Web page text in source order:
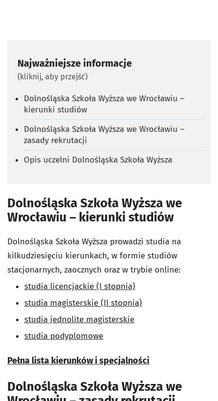
Najważniejsze informacje
(kliknij, aby przejść)
Dolnośląska Szkoła Wyższa we Wrocławiu –
kierunki studiów
Dolnośląska Szkoła Wyższa we Wrocławiu –
zasady rekrutacji
Opis uczelni Dolnośląska Szkoła Wyższa
Dolnośląska Szkoła Wyższa we
Wrocławiu – kierunki studiów
Dolnośląska Szkoła Wyższa prowadzi studia na
kilkudziesięciu kierunkach, w formie studiów
stacjonarnych, zaocznych oraz w trybie online:
studia licencjackie (I stopnia)
studia magisterskie (II stopnia)
studia jednolite magisterskie
studia podyplomowe
Pełna lista kierunków i specjalności
Dolnośląska Szkoła Wyższa we